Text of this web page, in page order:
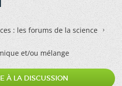
: les forums de la science
et/ou mélange
À LA DISCUSSION